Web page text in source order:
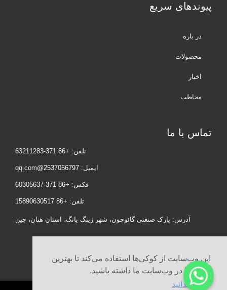
این وب‌سایت از کوکی‌ها استفاده می‌کند تا بهترین
تجربه را در وب‌سایت ما داشته باشید.
بیشتر بدانید
پیوندهای سریع
در باره
محصولات
اخبار
مخاطب
تماس با ما
تلفن: +86 371-63211283
ایمیل: 2537056797@qq.com
فکس: +86 371-60305637
تلفن: +86 15890630517
آدرس: پارک صنعتی گائوچون، شهر زینگ یانگ، استان هنان، چین